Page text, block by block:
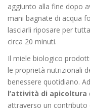
aggiunto alla fine dopo
mani bagnate di acqua
lasciarli riposare per
circa 20 minuti.
Il miele biologico
le proprietà nutrizionali
benessere quotidiano.
l’attività di apicoltura
attraverso un